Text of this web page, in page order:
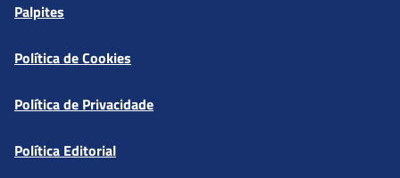
Palpites
Política de Cookies
Política de Privacidade
Política Editorial